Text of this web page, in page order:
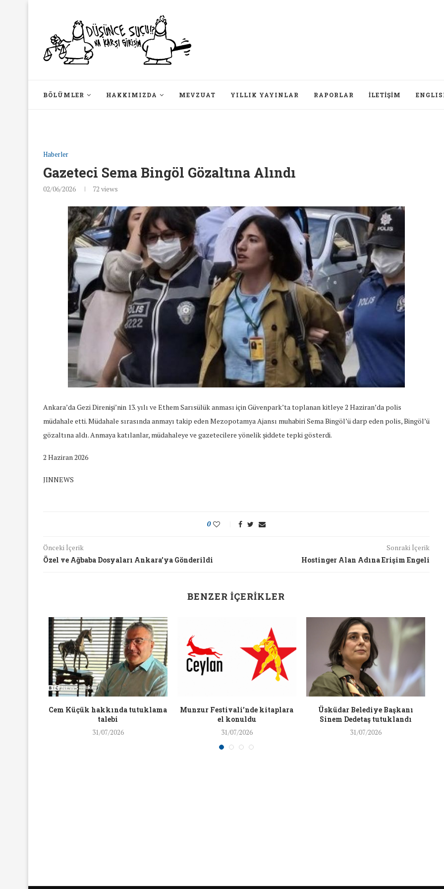
BÖLÜMLER HAKKIMIZDA MEVZUAT YILLIK YAYINLAR RAPORLAR İLETIŞIM
Haberler
Gazeteci Sema Bingöl Gözaltına Alındı
02/06/2026 72 views
Ankara’da Gezi Direnişi’nin 13. yılı ve Ethem Sarısülük anması için Güvenpark’ta toplanan kitleye 2 Haziran’da polis
müdahale etti. Müdahale sırasında anmayı takip eden Mezopotamya Ajansı muhabiri Sema Bingöl’ü darp eden polis, Bingöl’ü
gözaltına aldı. Anmaya katılanlar, müdahaleye ve gazetecilere yönelik şiddete tepki gösterdi.
2 Haziran 2026
JINNEWS
0
Önceki İçerik
Özel ve Ağbaba Dosyaları Ankara’ya Gönderildi
Sonraki İçerik
Hostinger Alan Adına Erişim Engeli
BENZER İÇERIKLER
Cem Küçük hakkında tutuklama
talebi
31/07/2026
Munzur Festivali’nde kitaplara
el konuldu
31/07/2026
Üsküdar Belediye Başkanı
Sinem Dedetaş tutuklandı
31/07/2026
Yaş Ayrımcılığı
Konuştuk
Mart Ayında Nefret Söylemi
Konuştuk
19/Mar/2018
Şubat Ayında Çatışma Çözümü
Konuştuk
26/Şub/2018